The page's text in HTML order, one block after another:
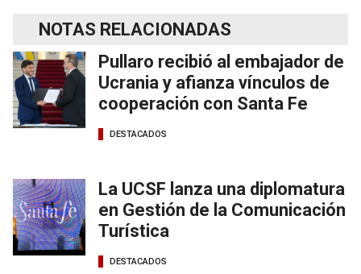
NOTAS RELACIONADAS
Pullaro recibió al embajador de
Ucrania y afianza vínculos de
cooperación con Santa Fe
DESTACADOS
La UCSF lanza una diplomatura
en Gestión de la Comunicación
Turística
DESTACADOS